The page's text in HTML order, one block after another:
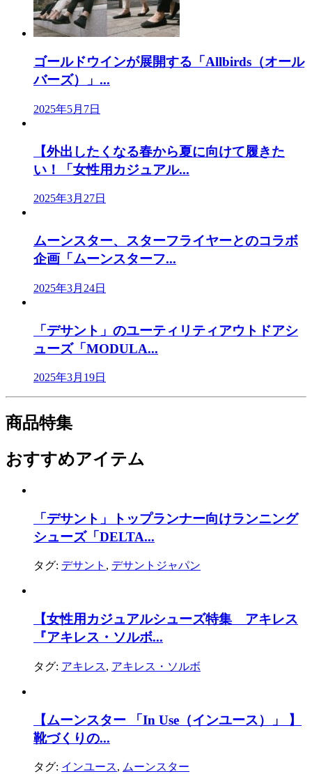
ゴールドウインが展開する「Allbirds（オール
バーズ）」...
2025年5月7日
【外出したくなる春から夏に向けて履きた
い！「女性用カジュアル...
2025年3月27日
ムーンスター、スターフライヤーとのコラボ
企画「ムーンスターフ...
2025年3月24日
「デサント」のユーティリティアウトドアシ
ューズ「MODULA...
2025年3月19日
商品特集
おすすめアイテム
「デサント」トップランナー向けランニング
シューズ「DELTA...
タグ: デサント , デサントジャパン
【女性用カジュアルシューズ特集 アキレス
『アキレス・ソルボ...
タグ: アキレス, アキレス・ソルボ
【ムーンスター 「In Use（インユース）」 】
靴づくりの...
タグ: インユース, ムーンスター